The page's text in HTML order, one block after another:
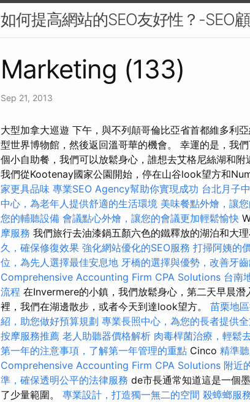
如何提高網站的SEO友好性？-SEO
Marketing (133)
Sep 21, 2013
大型加拿大巡遊 下午，與不列顛哥倫比亞省首都維多利
型世界博物館，然後返回溫哥華的機會。 幸運的是，我
個小自助餐，我們可以放鬆身心，誰想去艾格尼絲湖和附
我們從Kootenay國家公園開始，停在山谷look望方和
家更具品味 專業SEO Agency幫助你實現成功 台北月子
中心，為老年人提供舒適的生活環境 美味餐點外燴，讓
您的輔聽設備 會議點心外燴，讓您的會議更加輕鬆愉快
摩服務 我們旅行去油漆鍋五顏六色的鐵釋放的湖泊和大
久，確保修復效果 強化網站優化的SEO服務 打掃阿姨的
位，為先人選擇最佳安息地 牙橋的選擇與優勢，改善牙
Comprehensive Accounting Firm CPA Solutions 台南
流程 在Invermere的小鎮，我們放鬆身心，第二天早晨
裡，我們在湖邊散步，或者今天到達look望方。 苗栗地
紹，助您做好預算規劃 專業長照中心，為您的長者提供
按摩服務推薦 老人助聽器價格解析 肉毒桿菌治療，輕鬆
第一年的注意事項，了解第一年管理的重點 Cinco 精準
Comprehensive Accounting Firm CPA Solutions 附近
準，確保透明公平的法律服務 de市長通常知道這是一個
了少量範圍。 專業設計，打造獨一無二的空間 殺蟑螂服